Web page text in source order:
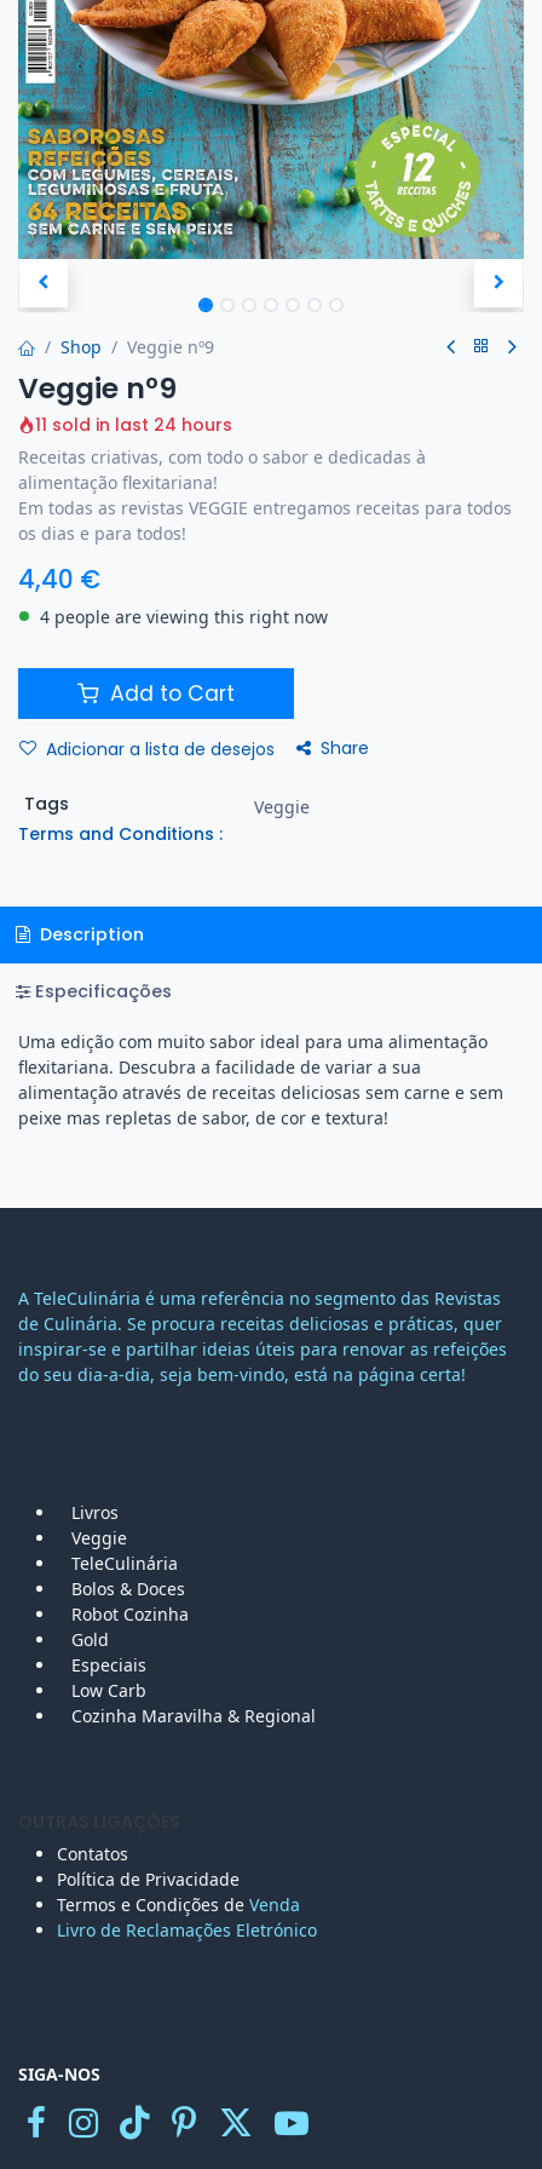
Shop Veggie nº9
Veggie nº9
11 sold in last 24 hours
Receitas criativas, com todo o sabor e dedicadas à
alimentação flexitariana!
Em todas as revistas VEGGIE entregamos receitas para todos
os dias e para todos!
4,40 €
4 people are viewing this right now
Add to Cart
Adicionar a lista de desejos Share
Tags Veggie
Terms and Conditions :
Description
Especificações
Uma edição com muito sabor ideal para uma alimentação
flexitariana. Descubra a facilidade de variar a sua
alimentação através de receitas deliciosas sem carne e sem
peixe mas repletas de sabor, de cor e textura!
A TeleCulinária é uma referência no segmento das Revistas
de Culinária. Se procura receitas deliciosas e práticas, quer
inspirar-se e partilhar ideias úteis para renovar as refeições
do seu dia-a-dia, seja bem-vindo, está na página certa!
Livros
Veggie
TeleCulinária
Bolos & Doces
Robot Cozinha
Gold
Especiais
Low Carb
Cozinha Maravilha & Regional
Contatos
Política de Privacidade
Termos e Condições de Venda
Livro de Reclamações Eletrónico
SIGA-NOS